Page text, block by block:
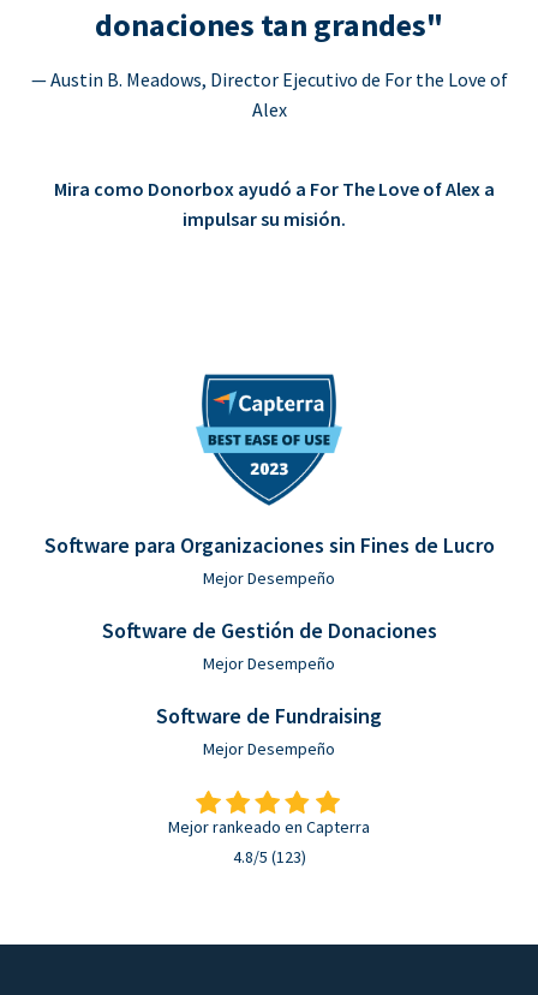
donaciones tan grandes"
— Austin B. Meadows, Director Ejecutivo de For the Love of
Alex
Mira como Donorbox ayudó a For The Love of Alex a
impulsar su misión.
Software para Organizaciones sin Fines de Lucro
Mejor Desempeño
Software de Gestión de Donaciones
Mejor Desempeño
Software de Fundraising
Mejor Desempeño
Mejor rankeado en Capterra
4.8/5 (123)